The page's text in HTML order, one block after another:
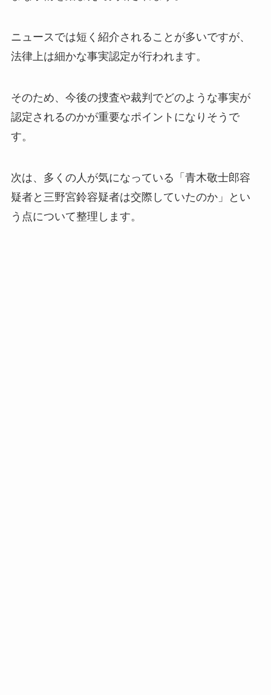
ニュースでは短く紹介されることが多いですが、
法律上は細かな事実認定が行われます。
そのため、今後の捜査や裁判でどのような事実が
認定されるのかが重要なポイントになりそうで
す。
次は、多くの人が気になっている「青木敬士郎容
疑者と三野宮鈴容疑者は交際していたのか」とい
う点について整理します。